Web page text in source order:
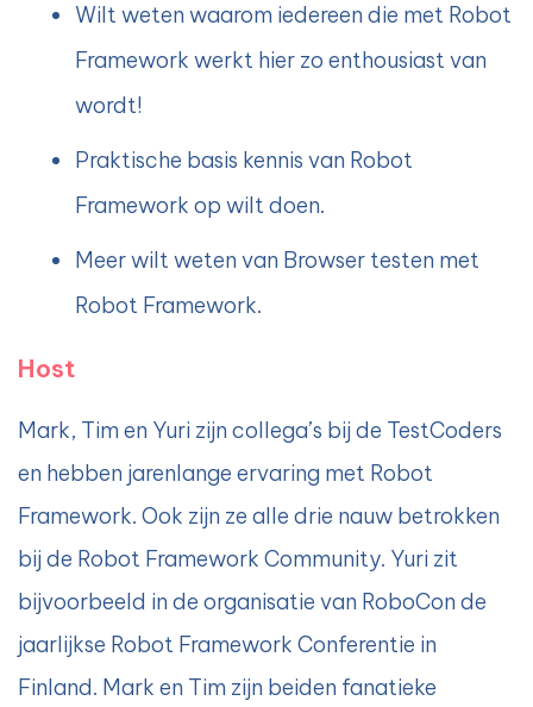
Wilt weten waarom iedereen die met Robot
Framework werkt hier zo enthousiast van
wordt!
Praktische basis kennis van Robot
Framework op wilt doen.
Meer wilt weten van Browser testen met
Robot Framework.
Host
Mark, Tim en Yuri zijn collega’s bij de TestCoders
en hebben jarenlange ervaring met Robot
Framework. Ook zijn ze alle drie nauw betrokken
bij de Robot Framework Community. Yuri zit
bijvoorbeeld in de organisatie van RoboCon de
jaarlijkse Robot Framework Conferentie in
Finland. Mark en Tim zijn beiden fanatieke